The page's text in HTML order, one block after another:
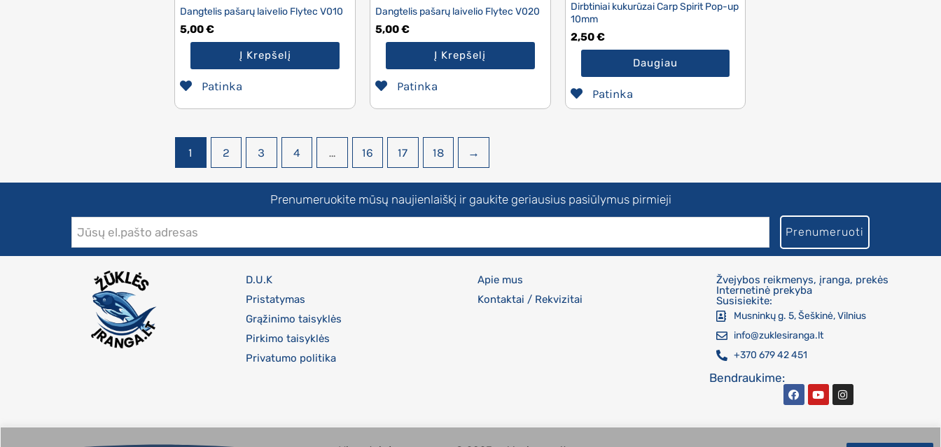
Dangtelis pašarų laivelio Flytec V010
5,00€
Į Krepšelį
Patinka
Dangtelis pašarų laivelio Flytec V020
5,00€
Į Krepšelį
Patinka
Dirbtiniai kukurūzai Carp Spirit Pop-up
10mm
2,50€
Daugiau
Patinka
1 2 3 4 … 16 17 18 →
Prenumeruokite mūsų naujienlaiškį ir gaukite geriausius pasiūlymus pirmieji
Prenumeruoti
D.U.K
Pristatymas
Grąžinimo taisyklės
Pirkimo taisyklės
Privatumo politika
Apie mus
Kontaktai / Rekvizitai
Žvejybos reikmenys, įranga, prekės
Internetinė prekyba
Susisiekite:
Musninkų g. 5, Šeškinė, Vilnius
info@zuklesiranga.lt
+370 679 42 451
Bendraukime: